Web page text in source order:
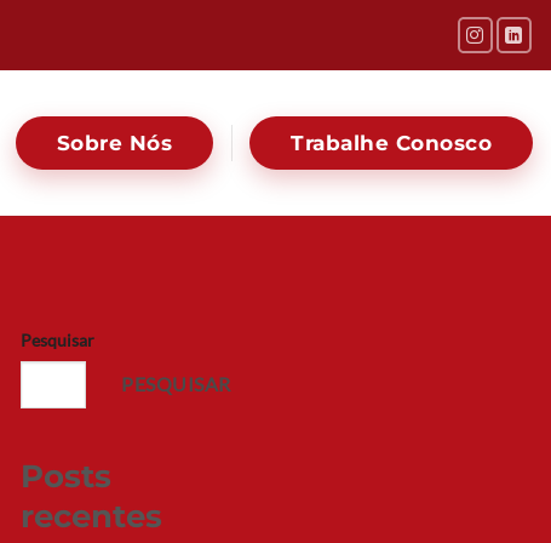
Sobre Nós Trabalhe Conosco
Pesquisar
PESQUISAR
Posts
recentes